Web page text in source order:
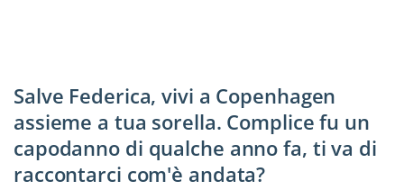
Salve Federica, vivi a Copenhagen
assieme a tua sorella. Complice fu un
capodanno di qualche anno fa, ti va di
raccontarci com'è andata?